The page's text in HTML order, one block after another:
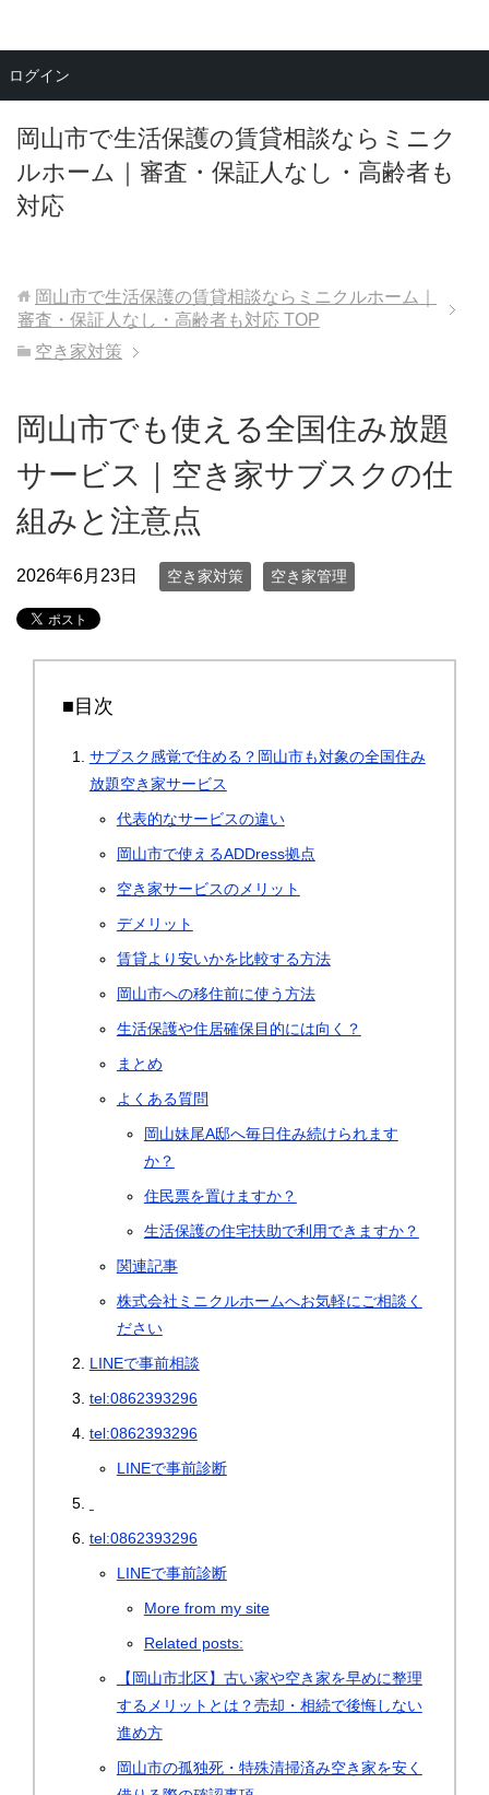
岡山市で生活保護の賃貸相談ならミニク
ルホーム｜審査・保証人なし・高齢者も
対応
メニュー
岡山市で生活保護の賃貸相談ならミニクルホーム｜
審査・保証人なし・高齢者も対応 TOP
空き家対策
岡山市でも使える全国住み放題
サービス｜空き家サブスクの仕
組みと注意点
2026年6月23日 空き家対策 空き家管理
■目次
サブスク感覚で住める？岡山市も対象の全国住み
放題空き家サービス
代表的なサービスの違い
岡山市で使えるADDress拠点
空き家サービスのメリット
デメリット
賃貸より安いかを比較する方法
岡山市への移住前に使う方法
生活保護や住居確保目的には向く？
まとめ
よくある質問
岡山妹尾A邸へ毎日住み続けられます
か？
住民票を置けますか？
生活保護の住宅扶助で利用できますか？
関連記事
株式会社ミニクルホームへお気軽にご相談く
ださい
LINEで事前相談
tel:0862393296
tel:0862393296
LINEで事前診断
tel:0862393296
LINEで事前診断
More from my site
Related posts:
【岡山市北区】古い家や空き家を早めに整理
するメリットとは？売却・相続で後悔しない
進め方
岡山市の孤独死・特殊清掃済み空き家を安く
ログイン